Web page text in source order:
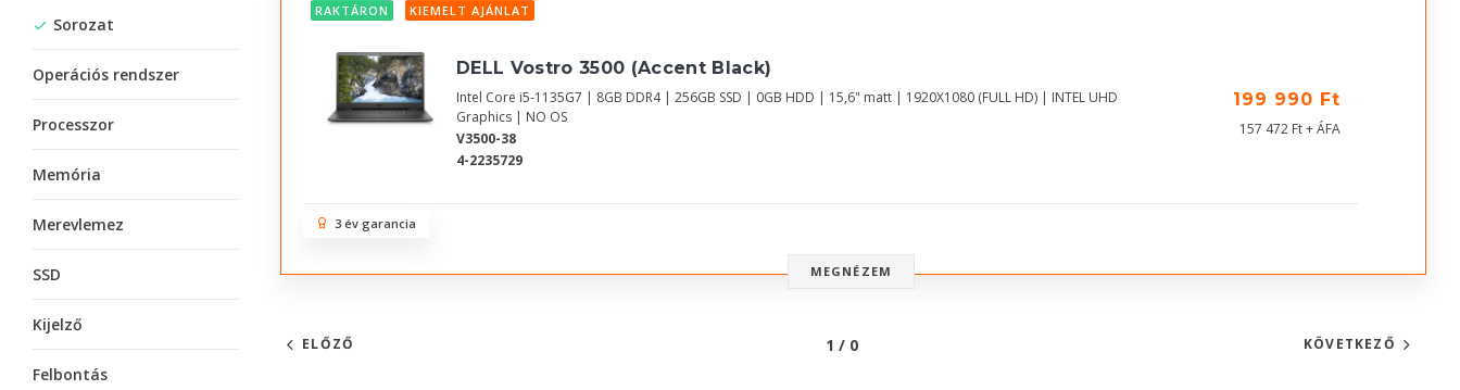
Sorozat
Operációs rendszer
Processzor
Memória
Merevlemez
SSD
Kijelző
Felbontás
RAKTÁRON KIEMELT AJÁNLAT
DELL Vostro 3500 (Accent Black)
Intel Core i5-1135G7 | 8GB DDR4 | 256GB SSD | 0GB HDD | 15,6" matt | 1920X1080 (FULL HD) | INTEL UHD
Graphics | NO OS
V3500-38
4-2235729
199 990 Ft
157 472 Ft + ÁFA
3 év garancia
MEGNÉZEM
ELŐZŐ 1 / 0 KÖVETKEZŐ